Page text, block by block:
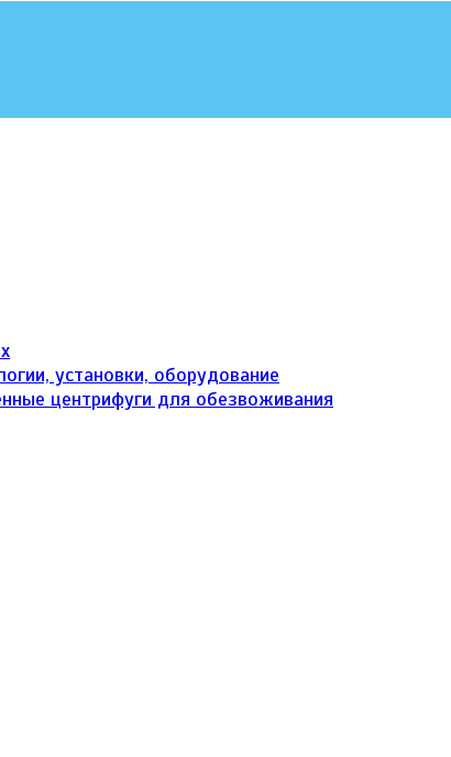
установки, оборудование
центрифуги для обезвоживания